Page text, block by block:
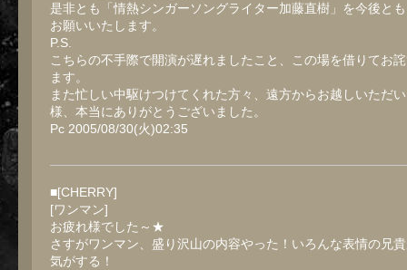
是非とも「情熱シンガーソングライター加藤直樹」を今後と
お願いいたします。
P.S.
こちらの不手際で開演が遅れましたこと、この場を借りてお
ます。
また忙しい中駆けつけてくれた方々、遠方からお越しいただ
様、本当にありがとうございました。
Pc 2005/08/30(火)02:35
■[CHERRY]
[ワンマン]
お疲れ様でした～★
さすがワンマン、盛り沢山の内容やった！いろんな表情の兄
気がする！